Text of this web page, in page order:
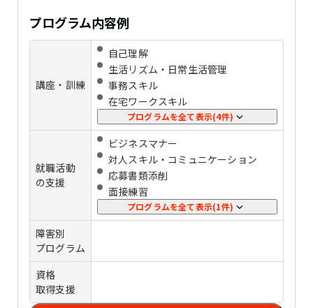
プログラム内容例
講座・訓練
自己理解
生活リズム・日常生活管理
事務スキル
在宅ワークスキル
HTML・CSS
Photoshop
Illustrator
SST（対人関係や社会生活に必要なス
キルを身に付ける訓練）
プログラムを全て表示(4件)
就職活動
の支援
ビジネスマナー
対人スキル・コミュニケーション
応募書類添削
⾯接練習
定着支援
プログラムを全て表示(1件)
障害別
プログラム
資格
取得支援